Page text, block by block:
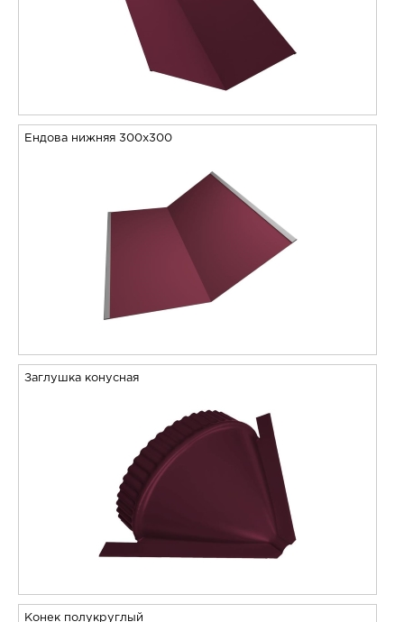
Ендова нижняя 300х300
Заглушка конусная
Конек полукруглый